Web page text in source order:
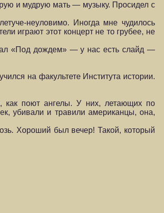
и мудрую мать — музыку. Просидел с
неуловимо. Иногда мне чудилось
играют этот концерт не то грубее, не
«Под дождем» — у нас есть слайд —
на факультете Института истории.
как поют ангелы. У них, летающих по
убивали и травили американцы, она,
Хороший был вечер! Такой, который